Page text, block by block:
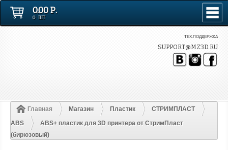
ТЕХ.ПОДДЕРЖКА
SUPPORT@MZ3D.RU
0.00 Р.
0 ШТ
Главная Магазин Пластик
СТРИМПЛАСТ
ABS
ABS+ пластик для 3D принтера от СтримПласт
(бирюзовый)